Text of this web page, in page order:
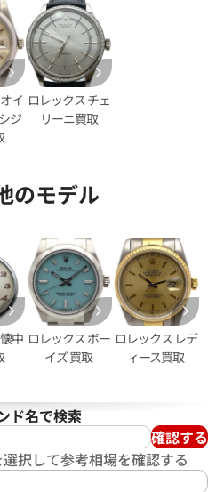
ロレックス デイトジャスト
ホワイトシェル文字盤
参考買取価格
2,950,000円
※2026年2月時点の参考買取
イ
ジ
ロレックス チェ
リーニ買取
のモデル
中 ロレックス ボー
イズ 買取
ロレックス レデ
ィース買取
ド名で検索
確認する
択して参考相場を確認する